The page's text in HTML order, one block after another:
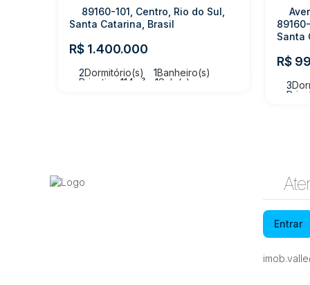
R$ 1.400.000
89160-101, Centro, Rio do Sul,
Santa Catarina, Brasil
2Dormitório(s) 1Banheiro(s)
Privativo: 114m² 1Sala(s)
R$
Santa
3
Entrar